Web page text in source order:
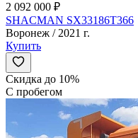
2 092 000 ₽
SHACMAN SX33186T366
Воронеж / 2021 г.
Купить
Скидка до 10%
С пробегом